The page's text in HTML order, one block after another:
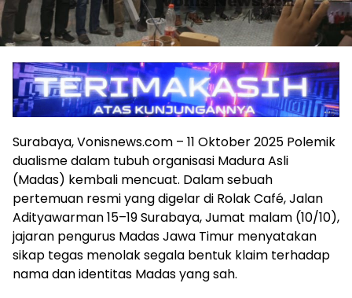
Surabaya, Vonisnews.com – 11 Oktober 2025 Polemik
dualisme dalam tubuh organisasi Madura Asli
(Madas) kembali mencuat. Dalam sebuah
pertemuan resmi yang digelar di Rolak Café, Jalan
Adityawarman 15–19 Surabaya, Jumat malam (10/10),
jajaran pengurus Madas Jawa Timur menyatakan
sikap tegas menolak segala bentuk klaim terhadap
nama dan identitas Madas yang sah.